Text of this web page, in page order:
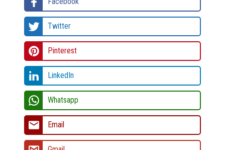
Twitter
Pinterest
LinkedIn
Whatsapp
Email